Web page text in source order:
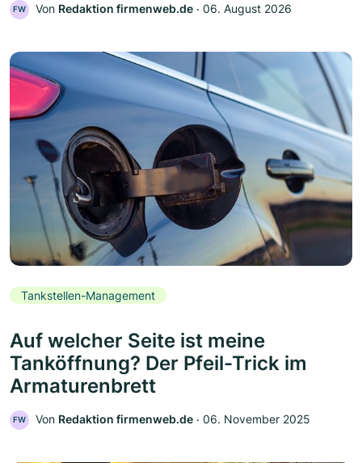
FW Von Redaktion firmenweb.de ‧ 06. August 2026
Tankstellen-Management
Auf welcher Seite ist meine
Tanköffnung? Der Pfeil-Trick im
Armaturenbrett
FW Von Redaktion firmenweb.de ‧ 06. November 2025